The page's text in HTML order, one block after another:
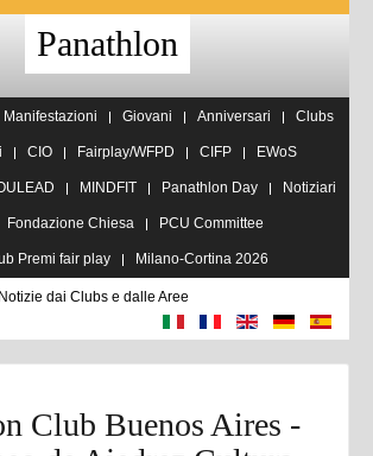
Panathlon
Manifestazioni Giovani Anniversari Clubs
CIO Fairplay/WFPD CIFP EWoS
MINDFIT Panathlon Day Notiziari
Fondazione Chiesa PCU Committee
Premi fair play Milano-Cortina 2026
Notizie dai Clubs e dalle Aree
Club Buenos Aires -